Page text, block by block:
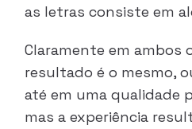
as letras consiste em
Claramente em ambos
resultado é o mesmo,
até em uma qualidade
mas a experiência